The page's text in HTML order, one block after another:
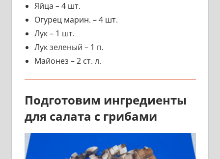
Яйца – 4 шт.
Огурец марин. – 4 шт.
Лук – 1 шт.
Лук зеленый – 1 п.
Майонез – 2 ст. л.
Подготовим ингредиенты
для салата с грибами